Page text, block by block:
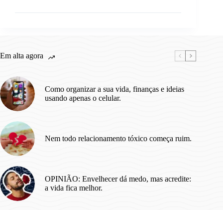
o
Em alta agora
Como organizar a sua vida, finanças e ideias
usando apenas o celular.
Nem todo relacionamento tóxico começa ruim.
OPINIÃO: Envelhecer dá medo, mas acredite:
a vida fica melhor.